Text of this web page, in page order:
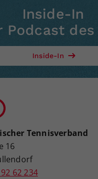
Inside-In
Podcast des
Inside-In
Tennisverband
16
62 234